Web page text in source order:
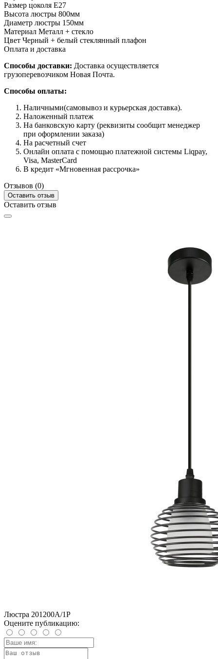
Размер цоколя Е27
Высота люстры 800мм
Диаметр люстры 150мм
Материал Металл + стекло
Цвет Черный + белый стеклянный плафон
Оплата и доставка
Способы доставки: Доставка осуществляется
грузоперевозчиком Новая Почта.
Способы оплаты:
Наличными(самовывоз и курьерская доставка).
Наложенный платеж
На банковскую карту (реквизиты сообщит менеджер
при оформлении заказа)
На расчетный счет
Онлайн оплата с помощью платежной системы Liqpay,
Visa, MasterCard
В кредит «Мгновенная рассрочка»
Отзывов (0)
Оставить отзыв
Оставить отзыв
Люстра 201200A/1P
Оцените публикацию: